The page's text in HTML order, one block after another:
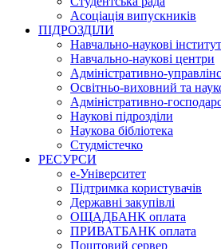
Асоціація випускників
ПІДРОЗДІЛИ
Навчально-наукові
Навчально-наукові центри
Адміністративно-
Освітньо-виховний та
Адміністративно-
Наукові підрозділи
Наукова бібліотека
Студмістечко
РЕСУРСИ
е-Університет
Підтримка користувачів
Державні закупівлі
ОЩАДБАНК оплата
ПРИВАТБАНК оплата
Поштовий сервер